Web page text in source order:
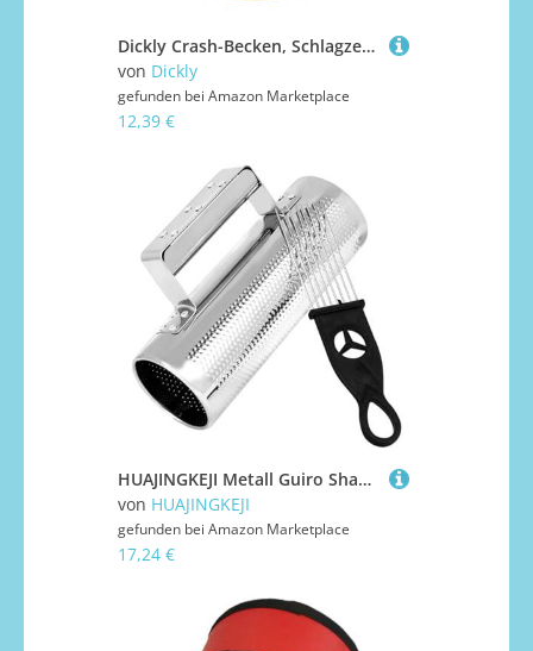
Dickly Crash-Becken, Schlagzeug-Übungsbecken, Blechblasinstrumente, Schlaginstrumente, Schlagzeuger, Becken, Crash, 12 Zoll
von Dickly
gefunden bei Amazon Marketplace
12,39 €
HUAJINGKEJI Metall Guiro Shaker mit Schaber Percussion Guiro Musikinstrumente Früherlernen Musikspielzeug für Live
von HUAJINGKEJI
gefunden bei Amazon Marketplace
17,24 €